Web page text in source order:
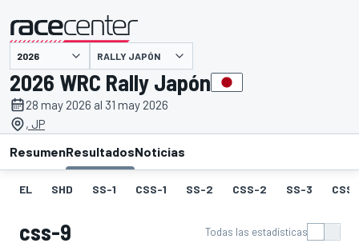
presentado por RALLY JAPÓN
2026 WRC Rally Japón
28 may 2026 al 31 may 2026
, JP
ResumenResultadosNoticias
EL SHD SS-1 CSS-1 SS-2 CSS-2 SS-3
css-9 Todas las estadísticas